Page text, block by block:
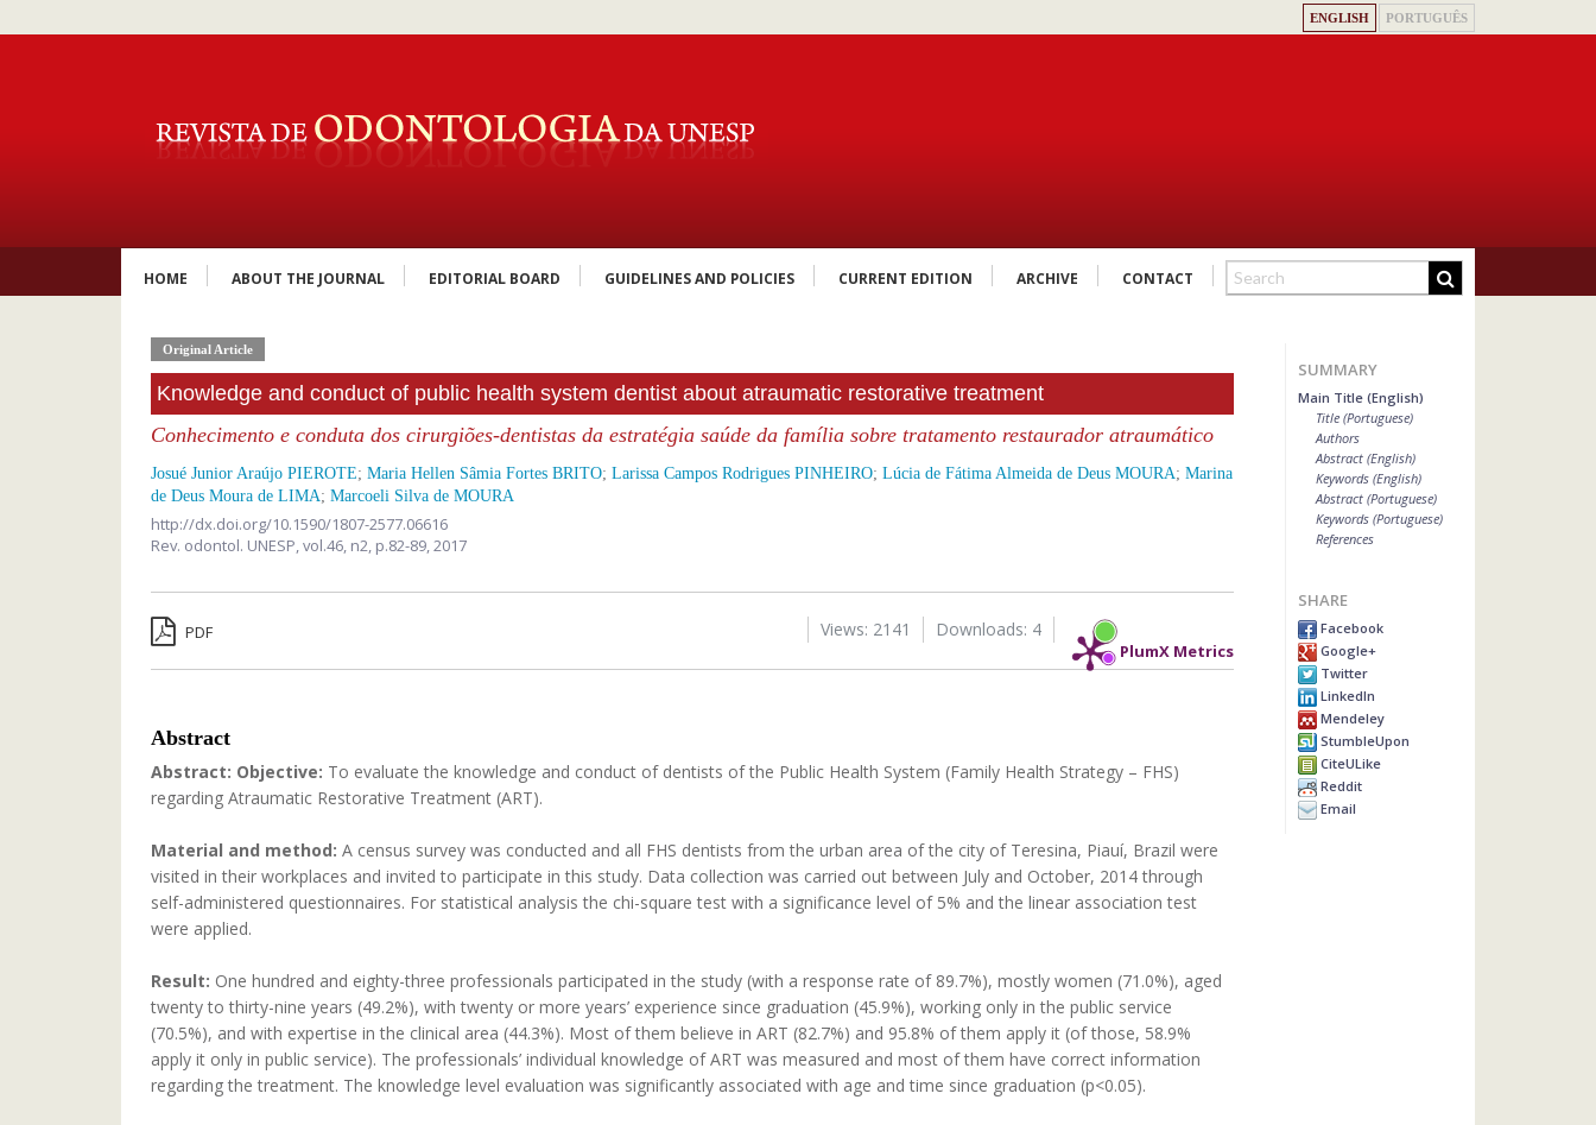
ENGLISH PORTUGUÊS
HOME ABOUT THE JOURNAL EDITORIAL BOARD GUIDELINES AND POLICIES CURRENT EDITION ARCHIVE CONTACT
Original Article
Knowledge and conduct of public health system dentist about atraumatic restorative treatment
Conhecimento e conduta dos cirurgiões-dentistas da estratégia saúde da família sobre tratamento restaurador atraumático
Josué Junior Araújo PIEROTE; Maria Hellen Sâmia Fortes BRITO; Larissa Campos Rodrigues PINHEIRO; Lúcia de Fátima Almeida de Deus MOURA; Marina
de Deus Moura de LIMA; Marcoeli Silva de MOURA
http://dx.doi.org/10.1590/1807-2577.06616
Rev. odontol. UNESP,vol.46, n2, p.82-89, 2017
PDF
PlumX Metrics
Downloads: 4
Views: 2141
Abstract
Abstract: Objective: To evaluate the knowledge and conduct of dentists of the Public Health System (Family Health Strategy – FHS)
regarding Atraumatic Restorative Treatment (ART).
Material and method: A census survey was conducted and all FHS dentists from the urban area of ​​the city of Teresina, Piauí, Brazil were
visited in their workplaces and invited to participate in this study. Data collection was carried out between July and October, 2014 through
self-administered questionnaires. For statistical analysis the chi-square test with a significance level of 5% and the linear association test
were applied.
Result: One hundred and eighty-three professionals participated in the study (with a response rate of 89.7%), mostly women (71.0%), aged
twenty to thirty-nine years (49.2%), with twenty or more years’ experience since graduation (45.9%), working only in the public service
(70.5%), and with expertise in the clinical area (44.3%). Most of them believe in ART (82.7%) and 95.8% of them apply it (of those, 58.9%
apply it only in public service). The professionals’ individual knowledge of ART was measured and most of them have correct information
regarding the treatment. The knowledge level evaluation was significantly associated with age and time since graduation (p<0.05).
SUMMARY
Main Title (English)
Title (Portuguese)
Authors
Abstract (English)
Keywords (English)
Abstract (Portuguese)
Keywords (Portuguese)
References
SHARE
Facebook
Google+
Twitter
LinkedIn
Mendeley
StumbleUpon
CiteULike
Reddit
Email